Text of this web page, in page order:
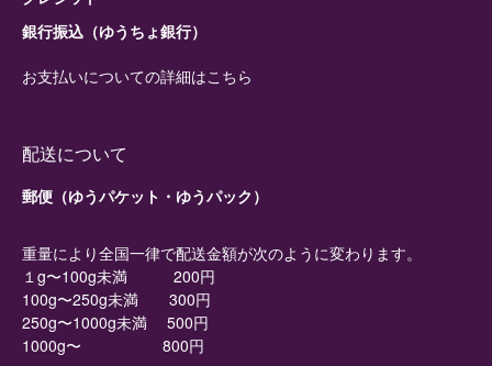
銀行振込（ゆうちょ銀行）
お支払いについての詳細はこちら
配送について
郵便（ゆうパケット・ゆうパック）
重量により全国一律で配送金額が次のように変わります。
１g〜100g未満 200円
100g〜250g未満 300円
250g〜1000g未満 500円
1000g〜 800円